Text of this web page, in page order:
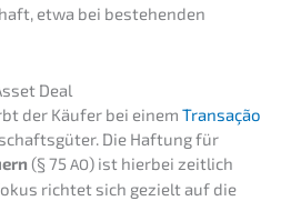
etwa bei bestehen­den
Deal
der Käufer bei einem Transa­ção
Die Haftung für
(§ 75 AO) ist hierbei zeitlich
richtet sich gezielt auf die